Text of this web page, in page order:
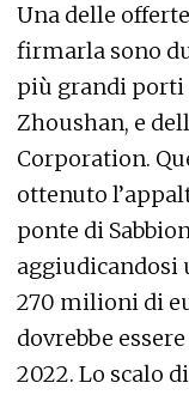
Una delle
firmarla sono
più grandi porti
Zhoushan, e
Corporation.
ottenuto
ponte di
aggiudicandosi
270 milioni di
dovrebbe
2022. Lo scalo